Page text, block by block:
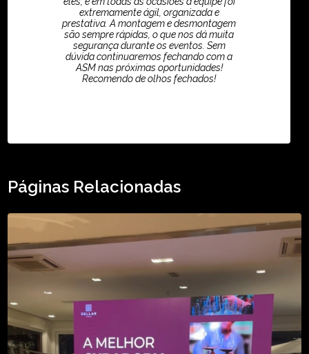
extremamente ágil, organizada e
prestativa. A montagem e desmontagem
são sempre rápidas, o que nos dá muita
segurança durante os eventos. Sem
dúvida continuaremos fechando com a
ASM nas próximas oportunidades!
Recomendo de olhos fechados!
Páginas Relacionadas